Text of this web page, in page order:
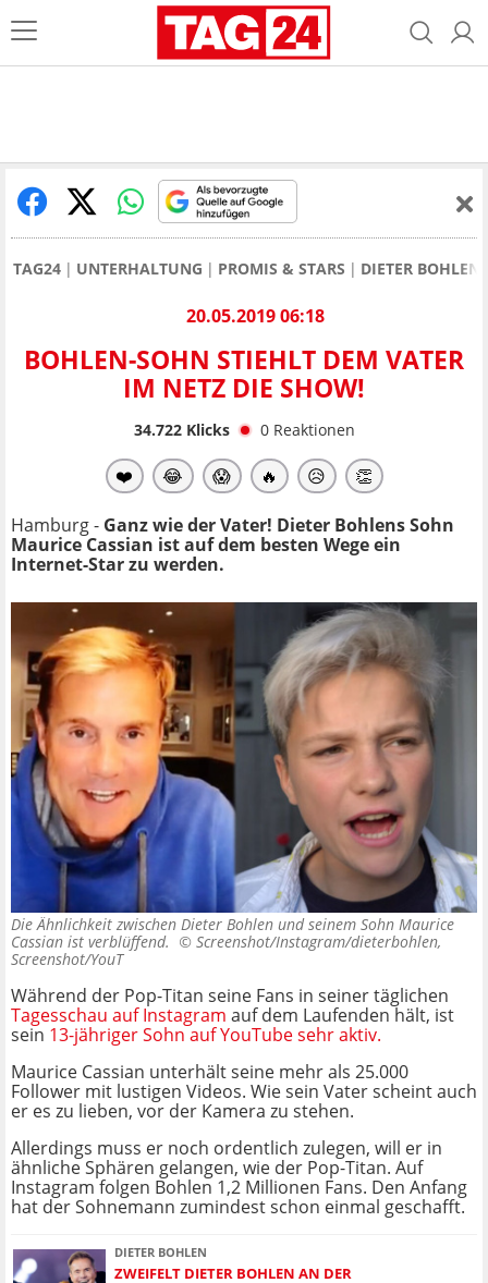
TAG24 UNTERHALTUNG PROMIS & STARS DIETER BOHLEN
20.05.2019 06:18
BOHLEN-SOHN STIEHLT DEM VATER
IM NETZ DIE SHOW!
34.722Klicks 0 Reaktionen
❤️ 😂 😱 🔥 😥 👏
Hamburg - Ganz wie der Vater! Dieter Bohlens Sohn
Maurice Cassian ist auf dem besten Wege ein
Internet-Star zu werden.
Die Ähnlichkeit zwischen Dieter Bohlen und seinem Sohn Maurice
Cassian ist verblüffend. © Screenshot/Instagram/dieterbohlen,
Screenshot/YouT
Während der Pop-Titan seine Fans in seiner täglichen
Tagesschau auf Instagram auf dem Laufenden hält, ist
sein 13-jähriger Sohn auf YouTube sehr aktiv.
Maurice Cassian unterhält seine mehr als 25.000
Follower mit lustigen Videos. Wie sein Vater scheint auch
er es zu lieben, vor der Kamera zu stehen.
Allerdings muss er noch ordentlich zulegen, will er in
ähnliche Sphären gelangen, wie der Pop-Titan. Auf
Instagram folgen Bohlen 1,2 Millionen Fans. Den Anfang
hat der Sohnemann zumindest schon einmal geschafft.
DIETER BOHLEN
ZWEIFELT DIETER BOHLEN AN DER